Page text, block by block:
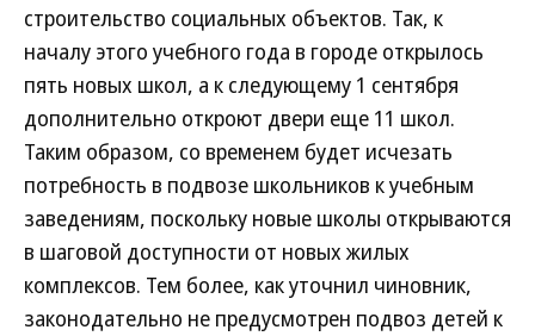
строительство социальных объектов. Так, к
началу этого учебного года в городе открылось
пять новых школ, а к следующему 1 сентября
дополнительно откроют двери еще 11 школ.
Таким образом, со временем будет исчезать
потребность в подвозе школьников к учебным
заведениям, поскольку новые школы открываются
в шаговой доступности от новых жилых
комплексов. Тем более, как уточнил чиновник,
законодательно не предусмотрен подвоз детей к